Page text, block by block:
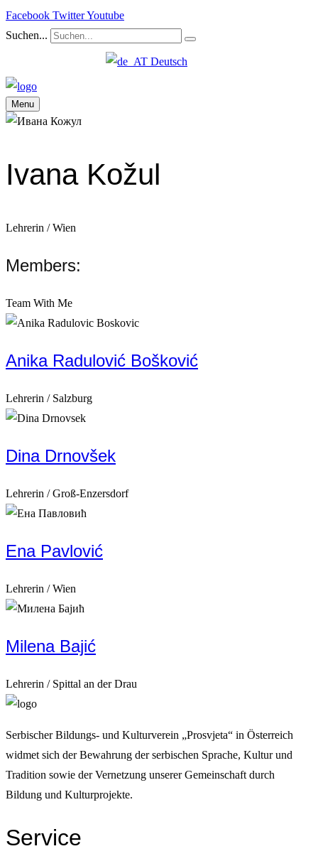
Facebook TwitterYoutube
Suchen...
Deutsch
Menu
Ivana Kožul
Lehrerin / Wien
Members:
Team With Me
Anika Radulović Bošković
Lehrerin / Salzburg
Dina Drnovšek
Lehrerin / Groß-Enzersdorf
Ena Pavlović
Lehrerin / Wien
Milena Bajić
Lehrerin / Spittal an der Drau
Serbischer Bildungs- und Kulturverein „Prosvjeta“ in Österreich
widmet sich der Bewahrung der serbischen Sprache, Kultur und
Tradition sowie der Vernetzung unserer Gemeinschaft durch
Bildung und Kulturprojekte.
Service